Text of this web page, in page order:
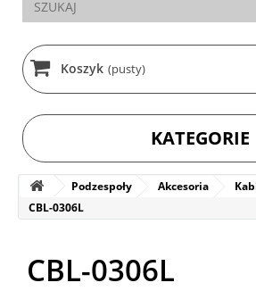
Koszyk (pusty)
KATEGORIE
Podzespoły Akcesoria
CBL-0306L
CBL-0306L